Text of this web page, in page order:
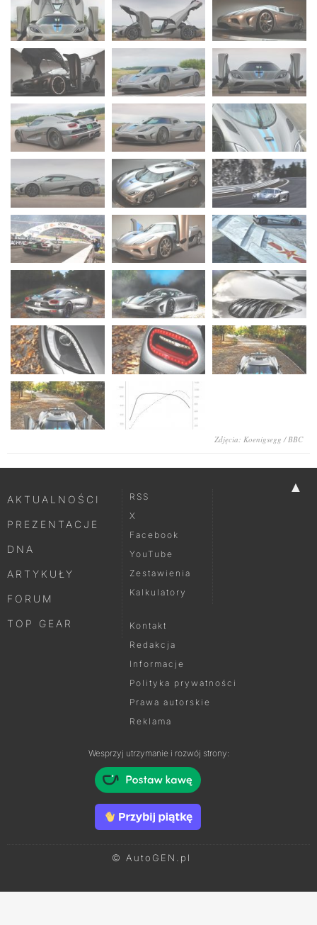
Zdjęcia: Koenigsegg / BBC
▲
AKTUALNOŚCI
PREZENTACJE
DNA
ARTYKUŁY
FORUM
TOP GEAR
RSS
X
Facebook
YouTube
Zestawienia
Kalkulatory
Kontakt
Redakcja
Informacje
Polityka prywatności
Prawa autorskie
Reklama
Wesprzyj utrzymanie i rozwój strony:
© AutoGEN.pl